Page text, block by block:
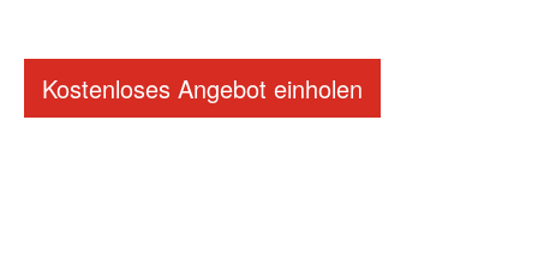
Kostenloses Angebot einholen